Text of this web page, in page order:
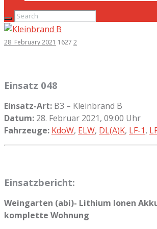
28. February 2021 1627 2
Einsatz 048
Einsatz-Art: B3 – Kleinbrand B
Datum: 28. Februar 2021, 09:00 Uhr
Fahrzeuge: KdoW, ELW, DL(A)K, LF-1,
Einsatzbericht:
Weingarten (abi)- Lithium Ionen
komplette Wohnung